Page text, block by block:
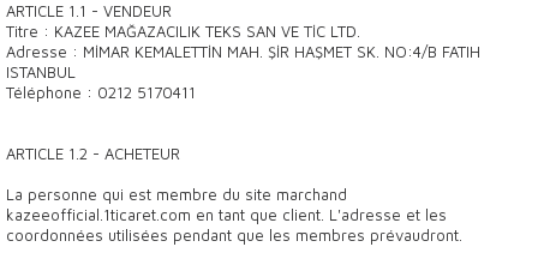
ARTICLE 1.1 - VENDEUR
Titre : KAZEE MAĞAZACILIK TEKS SAN VE TİC LTD.
Adresse : MİMAR KEMALETTİN MAH. ŞİR HAŞMET SK. NO:4/B FATIH
ISTANBUL
Téléphone : 0212 5170411
ARTICLE 1.2 - ACHETEUR
La personne qui est membre du site marchand
kazeeofficial.1ticaret.com en tant que client. L'adresse et les
coordonnées utilisées pendant que les membres prévaudront.